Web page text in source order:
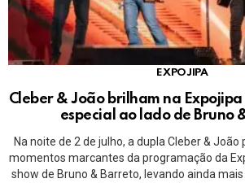
EXPOJIPA
Cleber & João brilham na
especial ao lado de Bruno
Na noite de 2 de julho, a dupla Cleber &
momentos marcantes da programação da
show de Bruno & Barreto, levando ainda